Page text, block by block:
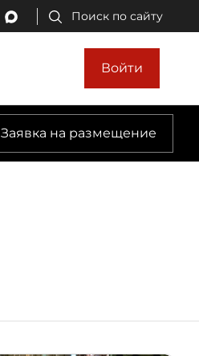
Поиск по сайту
Войти
Заявка на размещение